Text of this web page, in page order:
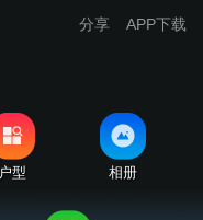
分享 APP下载
户型 相册